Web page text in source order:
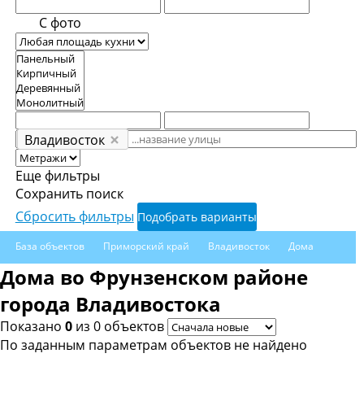
С фото
Владивосток
Еще фильтры
Сохранить поиск
Сбросить фильтры Подобрать варианты
База объектов Приморский край Владивосток
Дома
Фрунзенский район
Дома во Фрунзенском районе
города Владивостока
Показано 0 из 0 объектов
По заданным параметрам объектов не найдено